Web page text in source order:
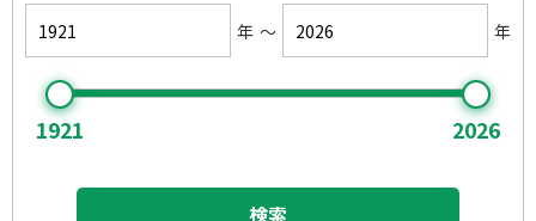
年 ～ 年
1921 2026
検索